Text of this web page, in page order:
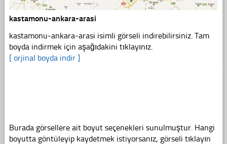
kastamonu-ankara-arasi
kastamonu-ankara-arasi isimli görseli indirebilirsiniz. Tam
boyda indirmek için aşağıdakini tıklayınız.
[ orjinal boyda indir ]
Burada görsellere ait boyut seçenekleri sunulmuştur. Hangi
boyutta göntüleyip kaydetmek istiyorsanız, görseli tıklayın